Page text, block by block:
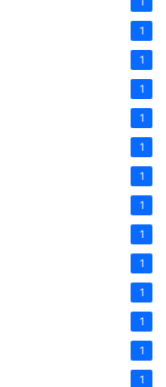
1
1
1
1
1
1
1
1
1
1
1
1
1